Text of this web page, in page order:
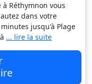
Réthymnon vous
dans votre
jusqu'à Plage
... lire la suite